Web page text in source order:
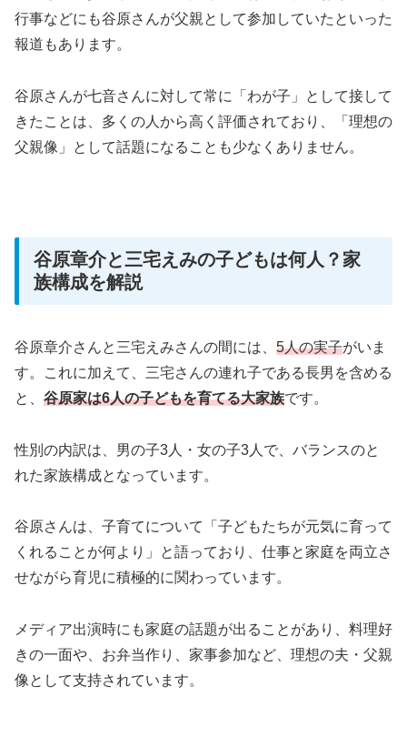
行事などにも谷原さんが父親として参加していたといった
報道もあります。
谷原さんが七音さんに対して常に「わが子」として接して
きたことは、多くの人から高く評価されており、「理想の
父親像」として話題になることも少なくありません。
谷原章介と三宅えみの子どもは何人？家
族構成を解説
谷原章介さんと三宅えみさんの間には、 5人の実子がいま
す。これに加えて、三宅さんの連れ子である長男を含める
と、 谷原家は6人の子どもを育てる大家族です。
性別の内訳は、男の子3人・女の子3人で、バランスのと
れた家族構成となっています。
谷原さんは、子育てについて「子どもたちが元気に育って
くれることが何より」と語っており、仕事と家庭を両立さ
せながら育児に積極的に関わっています。
メディア出演時にも家庭の話題が出ることがあり、料理好
きの一面や、お弁当作り、家事参加など、理想の夫・父親
像として支持されています。